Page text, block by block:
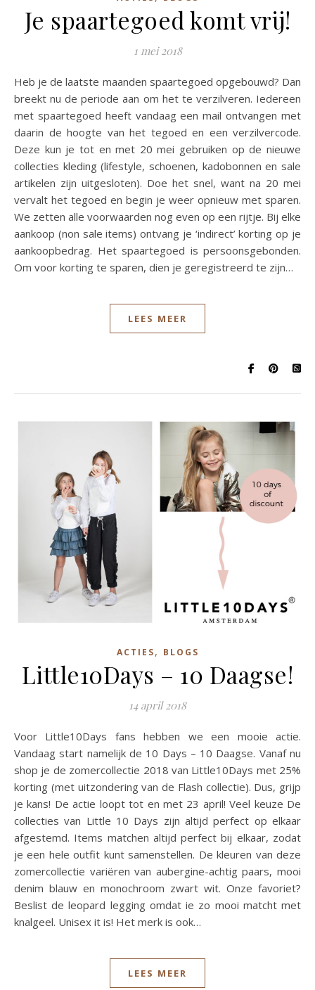
Je spaartegoed komt vrij!
1 mei 2018
Heb je de laatste maanden spaartegoed opgebouwd? Dan
breekt nu de periode aan om het te verzilveren. Iedereen
met spaartegoed heeft vandaag een mail ontvangen met
daarin de hoogte van het tegoed en een verzilvercode.
Deze kun je tot en met 20 mei gebruiken op de nieuwe
collecties kleding (lifestyle, schoenen, kadobonnen en sale
artikelen zijn uitgesloten). Doe het snel, want na 20 mei
vervalt het tegoed en begin je weer opnieuw met sparen.
We zetten alle voorwaarden nog even op een rijtje. Bij elke
aankoop (non sale items) ontvang je ‘indirect’ korting op je
aankoopbedrag. Het spaartegoed is persoonsgebonden.
Om voor korting te sparen, dien je geregistreerd te zijn…
LEES MEER
ACTIES, BLOGS
Little10Days – 10 Daagse!
14 april 2018
Voor Little10Days fans hebben we een mooie actie.
Vandaag start namelijk de 10 Days – 10 Daagse. Vanaf nu
shop je de zomercollectie 2018 van Little10Days met 25%
korting (met uitzondering van de Flash collectie). Dus, grijp
je kans! De actie loopt tot en met 23 april! Veel keuze De
collecties van Little 10 Days zijn altijd perfect op elkaar
afgestemd. Items matchen altijd perfect bij elkaar, zodat
je een hele outfit kunt samenstellen. De kleuren van deze
zomercollectie variëren van aubergine-achtig paars, mooi
denim blauw en monochroom zwart wit. Onze favoriet?
Beslist de leopard legging omdat ie zo mooi matcht met
knalgeel. Unisex it is! Het merk is ook…
LEES MEER